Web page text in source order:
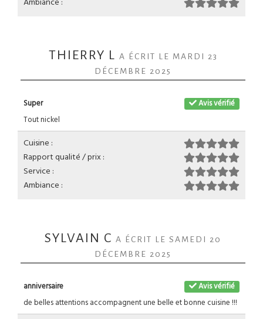
THIERRY L A ÉCRIT LE MARDI 23
DÉCEMBRE 2025
Avis vérifié
Super
Tout nickel
Cuisine :
Rapport qualité / prix :
Service :
Ambiance :
SYLVAIN C A ÉCRIT LE SAMEDI 20
DÉCEMBRE 2025
Avis vérifié
anniversaire
de belles attentions accompagnent une belle et bonne cuisine !!!